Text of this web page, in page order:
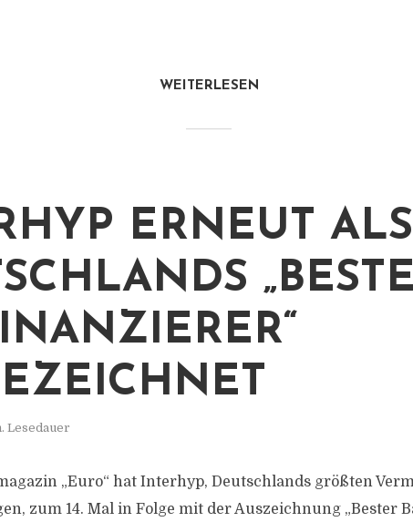
WEITERLESEN
ERNEUT ALS
Lesedauer
„Euro“ hat Interhyp, Deutschlands größten
zum 14. Mal in Folge mit der Auszeichnung „Bester